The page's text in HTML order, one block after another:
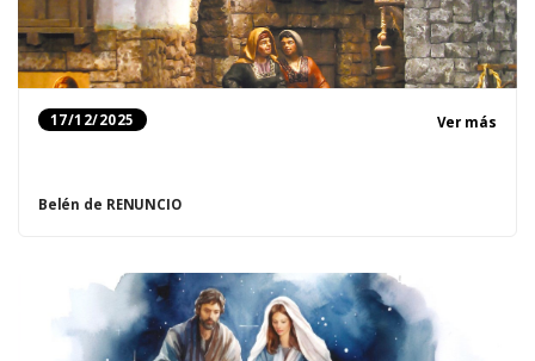
17/12/2025 Ver más
Belén de RENUNCIO